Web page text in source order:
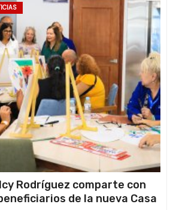
Rodríguez comparte con
de la nueva Casa